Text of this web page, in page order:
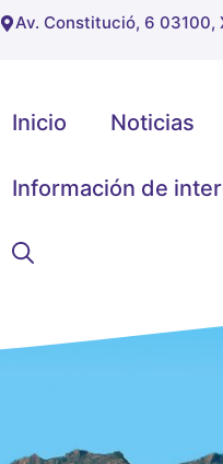
Av. Constitució, 6 03100,
Inicio Noticias
Información de